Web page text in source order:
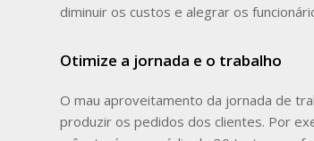
diminuir os custos e alegrar os
Otimize a jornada e o trabalho
O mau aproveitamento da jornada de
produzir os pedidos dos clientes. Por